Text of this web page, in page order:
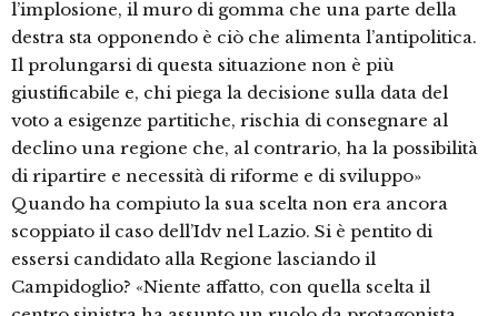
l’implosione, il muro di gomma che una parte della
destra sta opponendo è ciò che alimenta l’antipolitica.
Il prolungarsi di questa situazione non è più
giustificabile e, chi piega la decisione sulla data del
voto a esigenze partitiche, rischia di consegnare al
declino una regione che, al contrario, ha la possibilità
di ripartire e necessità di riforme e di sviluppo»
Quando ha compiuto la sua scelta non era ancora
scoppiato il caso dell’Idv nel Lazio. Si è pentito di
essersi candidato alla Regione lasciando il
Campidoglio? «Niente affatto, con quella scelta il